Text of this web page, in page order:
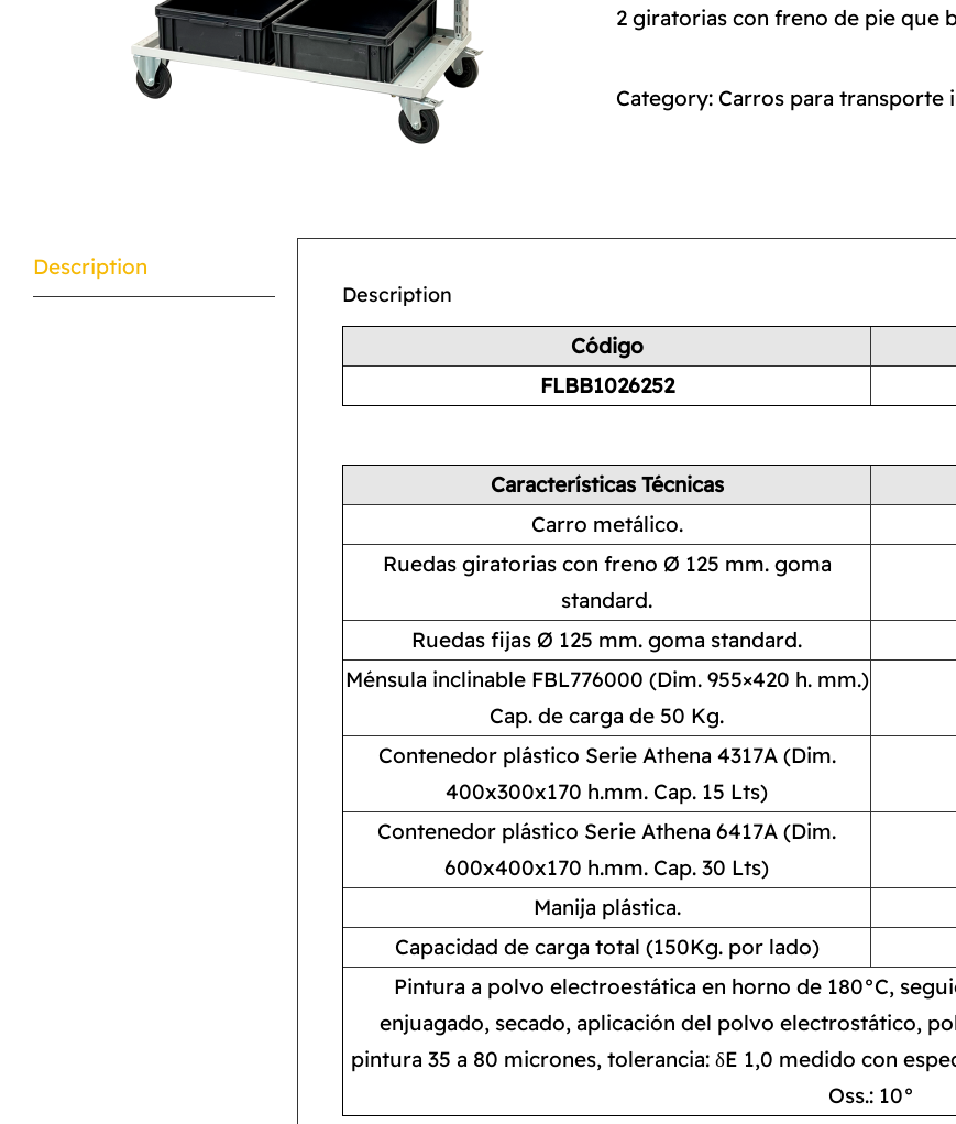
2 giratorias con freno de pie que
Category: Carros para transporte
Description
Description
Código
FLBB1026252
Características Técnicas
Carro metálico.
Ruedas giratorias con freno Ø 125 mm. goma
standard.
Ruedas fijas Ø 125 mm. goma standard.
Ménsula inclinable FBL776000 (Dim. 955×420 h. mm.)
Cap. de carga de 50 Kg.
Contenedor plástico Serie Athena 4317A (Dim.
400x300x170 h.mm. Cap. 15 Lts)
Contenedor plástico Serie Athena 6417A (Dim.
600x400x170 h.mm. Cap. 30 Lts)
Manija plástica.
Capacidad de carga total (150Kg. por lado)
Pintura a polvo electroestática en horno de 180°C,
enjuagado, secado, aplicación del polvo electrostático,
pintura 35 a 80 micrones, tolerancia: δE 1,0 medido con
Oss.: 10°